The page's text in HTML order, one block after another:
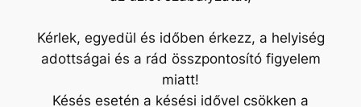
Kérlek, egyedül és időben érkezz, a helyiség
adottságai és a rád összpontosító figyelem
miatt!
Késés esetén a késési idővel csökken a